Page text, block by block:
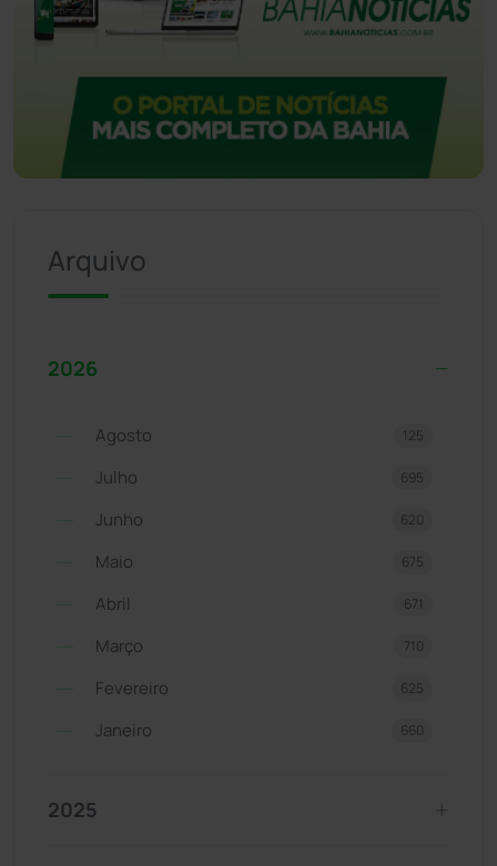
Arquivo
2026
Agosto 125
Julho 695
Junho 620
Maio 675
Abril 671
Março 710
Fevereiro 625
Janeiro 660
2025